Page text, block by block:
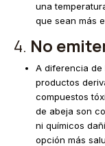
una
que sean más
4. No
A diferencia de
productos
compuestos
de abeja son
ni químicos
opción más